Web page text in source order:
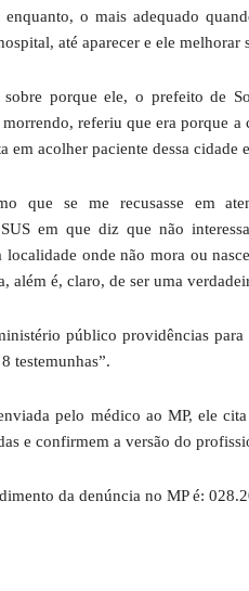
o mais adequado
até aparecer e ele
porque ele, o prefeito de
referiu que era porque
em acolher paciente dessa cidade
que se me recusasse em
em que diz que não
localidade onde não mora ou
além é, claro, de ser uma
público providências
testemunhas”.
pelo médico ao MP, ele
e confirmem a versão do
da denúncia no MP é: